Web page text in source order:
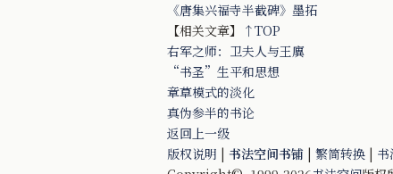
《唐集兴福寺半截碑》墨拓
【相关文章】 ↑TOP
右军之师：卫夫人与王廙
“书圣”生平和思想
章草模式的淡化
真伪参半的书论
返回上一级
版权说明 | 书法空间书铺 | 繁简转换 |